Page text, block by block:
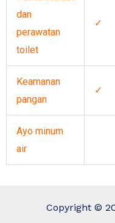
dan
perawatan
toilet
✓
Keamanan
pangan
✓
Ayo minum
air
Copyright ©